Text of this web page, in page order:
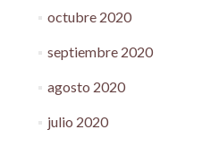
octubre 2020
septiembre 2020
agosto 2020
julio 2020